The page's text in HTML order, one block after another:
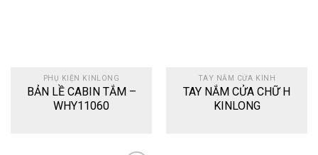
PHỤ KIỆN KINLONG
BẢN LỀ CABIN TẮM –
WHY11060
TAY NẮM CỬA KÍNH
TAY NẮM CỬA CHỮ H
KINLONG